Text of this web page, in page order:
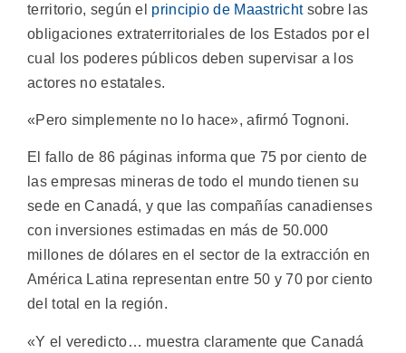
territorio, según el principio de Maastrichtsobre las
obligaciones extraterritoriales de los Estados por el
cual los poderes públicos deben supervisar a los
actores no estatales.
«Pero simplemente no lo hace», afirmó Tognoni.
El fallo de 86 páginas informa que 75 por ciento de
las empresas mineras de todo el mundo tienen su
sede en Canadá, y que las compañías canadienses
con inversiones estimadas en más de 50.000
millones de dólares en el sector de la extracción en
América Latina representan entre 50 y 70 por ciento
del total en la región.
«Y el veredicto… muestra claramente que Canadá